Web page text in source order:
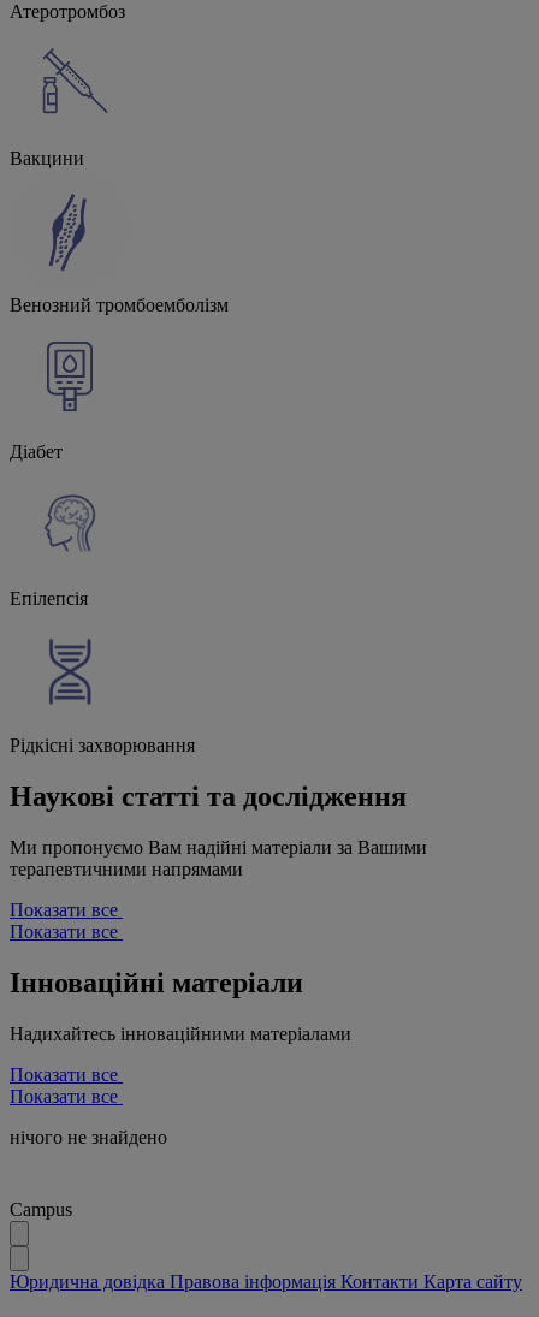
Атеротромбоз
Вакцини
Венозний тромбоемболізм
Діабет
Епілепсія
Рідкісні захворювання
Наукові статті та дослідження
Ми пропонуємо Вам надійні матеріали за Вашими
терапевтичними напрямами
Показати все
Показати все
Інноваційні матеріали
Надихайтесь інноваційними матеріалами
Показати все
Показати все
нічого не знайдено
Campus
Юридична довідка Правова інформація Контакти Карта сайту